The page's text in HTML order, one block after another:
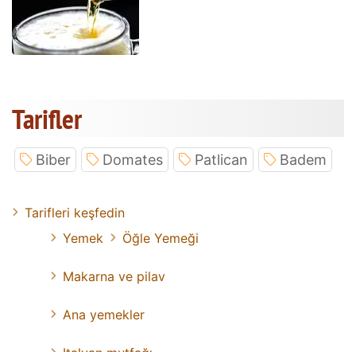
Tarifler
Biber Domates Patlican Badem
Tarifleri keşfedin
Yemek
Öğle Yemeği
Makarna ve pilav
Ana yemekler